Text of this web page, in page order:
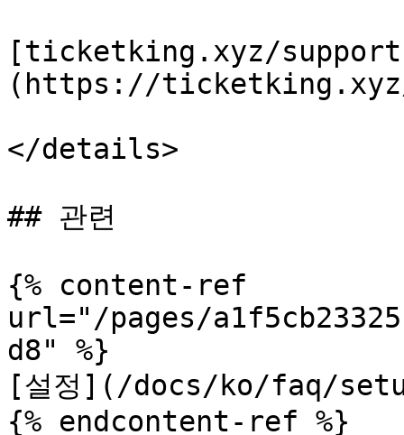
[ticketking.xyz/
(https://
</details>
## 관련
{% content-ref
url="/pages/
d8" %}
[설정](/docs/ko/faq/
{% endcontent-ref %}